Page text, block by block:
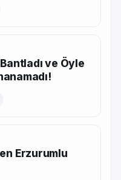
ve Öyle
Erzurumlu